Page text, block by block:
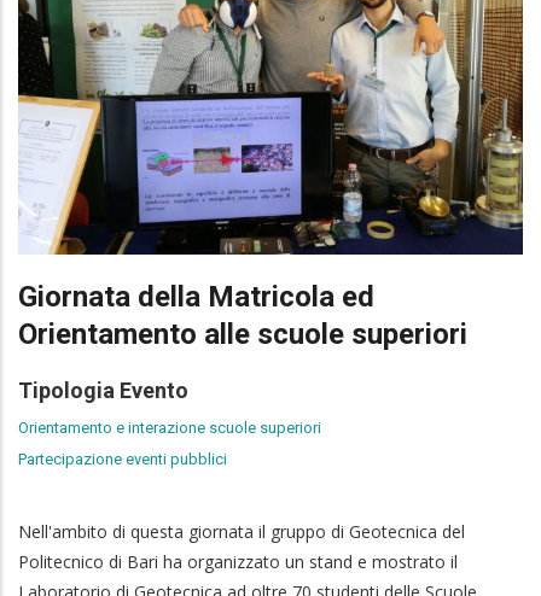
Giornata della Matricola ed
Orientamento alle scuole superiori
Tipologia Evento
Orientamento e interazione scuole superiori
Partecipazione eventi pubblici
Nell'ambito di questa giornata il gruppo di Geotecnica del
Politecnico di Bari ha organizzato un stand e mostrato il